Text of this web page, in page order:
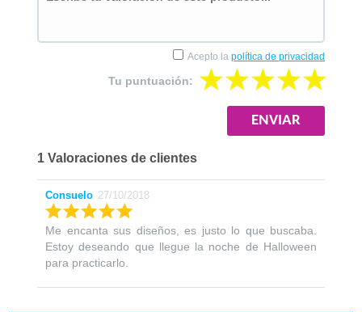
1 Valoraciones de clientes
Tu puntuación:
Acepto la política de privacidad
Consuelo 27/10/2018
Me encanta sus diseños, es justo lo que buscaba.
Estoy deseando que llegue la noche de Halloween
para practicarlo.